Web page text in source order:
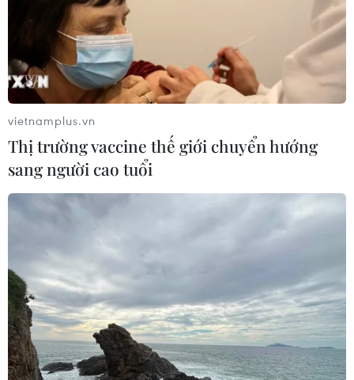
vietnamplus.vn
Thị trường vaccine thế giới chuyển hướng
sang người cao tuổi